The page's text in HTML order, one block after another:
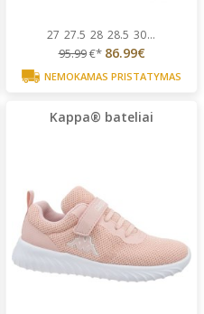
27 27.5 28 28.5 30...
95.99€* 86.99€
NEMOKAMAS PRISTATYMAS
Kappa® bateliai